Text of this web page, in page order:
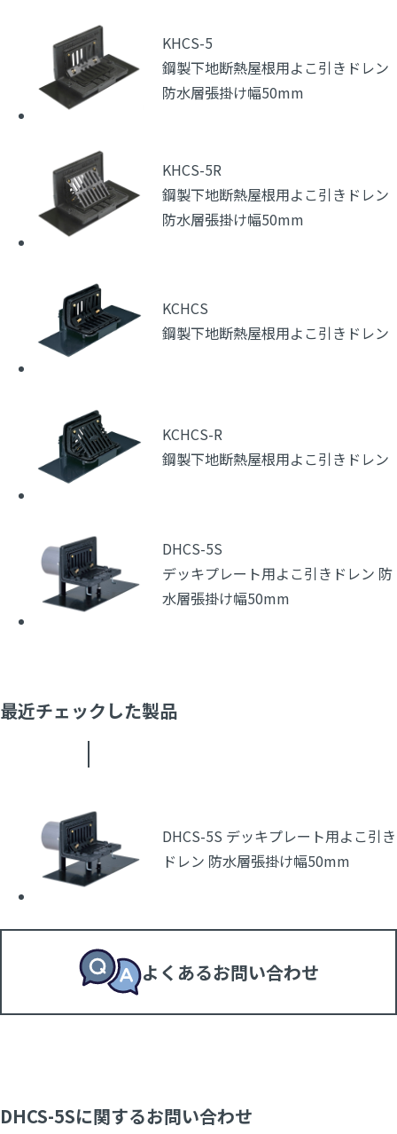
KHCS-5
鋼製下地断熱屋根用よこ引きドレン
防水層張掛け幅50mm
KHCS-5R
鋼製下地断熱屋根用よこ引きドレン
防水層張掛け幅50mm
KCHCS
鋼製下地断熱屋根用よこ引きドレン
KCHCS-R
鋼製下地断熱屋根用よこ引きドレン
DHCS-5S
デッキプレート用よこ引きドレン 防
水層張掛け幅50mm
最近チェックした製品
DHCS-5S デッキプレート用よこ引き
ドレン 防水層張掛け幅50mm
よくあるお問い合わせ
DHCS-5Sに関するお問い合わせ